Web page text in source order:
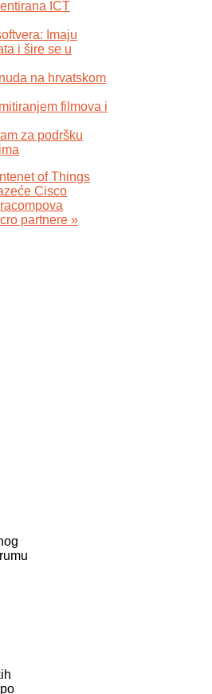
ICT
Imaju
i šire se u
na hrvatskom
filmova i
za podršku
of Things
Cisco
partnere »